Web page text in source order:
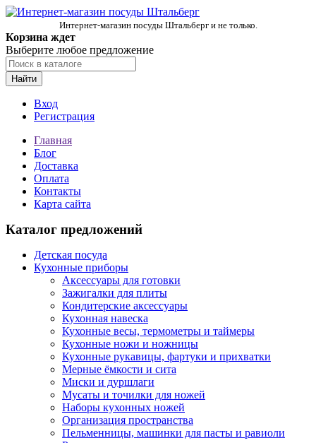
Интернет-магазин посуды Штальберг и не только.
Корзина ждет
Выберите любое предложение
Найти
Вход
Регистрация
Главная
Блог
Доставка
Оплата
Контакты
Карта сайта
Каталог предложений
Детская посуда
Кухонные приборы
Аксессуары для готовки
Зажигалки для плиты
Кондитерские аксессуары
Кухонная навеска
Кухонные весы, термометры и таймеры
Кухонные ножи и ножницы
Кухонные рукавицы, фартуки и прихватки
Мерные ёмкости и сита
Миски и дуршлаги
Мусаты и точилки для ножей
Наборы кухонных ножей
Организация пространства
Пельменницы, машинки для пасты и равиоли